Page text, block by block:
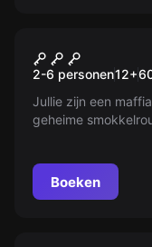
Nieuw
De Barcode
2-6 personen12+
Jullie zijn een
geheime
informatie te
Boeken